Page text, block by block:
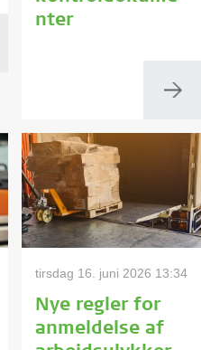
nter
tirsdag 16. juni 2026 13:34
Nye regler for
anmeldelse af